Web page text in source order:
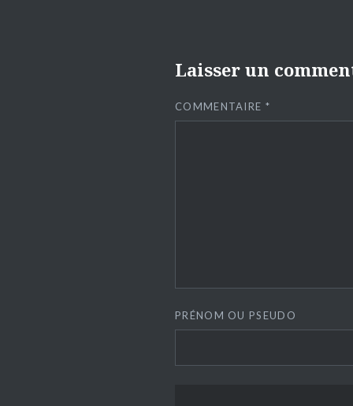
Laisser un
COMMENTAIRE *
PRÉNOM OU PSEUDO